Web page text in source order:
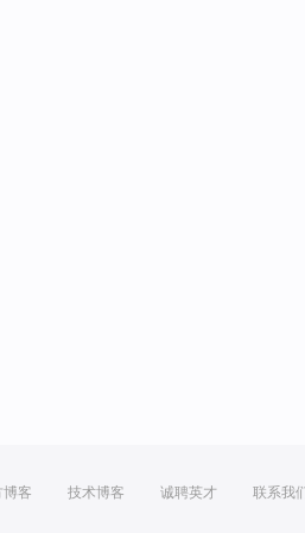
博客 技术博客 诚聘英才 联系我